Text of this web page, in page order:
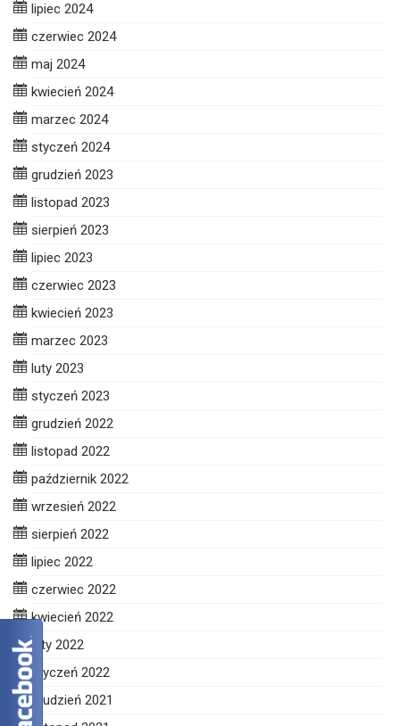
lipiec 2024
czerwiec 2024
maj 2024
kwiecień 2024
marzec 2024
styczeń 2024
grudzień 2023
listopad 2023
sierpień 2023
lipiec 2023
czerwiec 2023
kwiecień 2023
marzec 2023
luty 2023
styczeń 2023
grudzień 2022
listopad 2022
październik 2022
wrzesień 2022
sierpień 2022
lipiec 2022
czerwiec 2022
kwiecień 2022
luty 2022
styczeń 2022
grudzień 2021